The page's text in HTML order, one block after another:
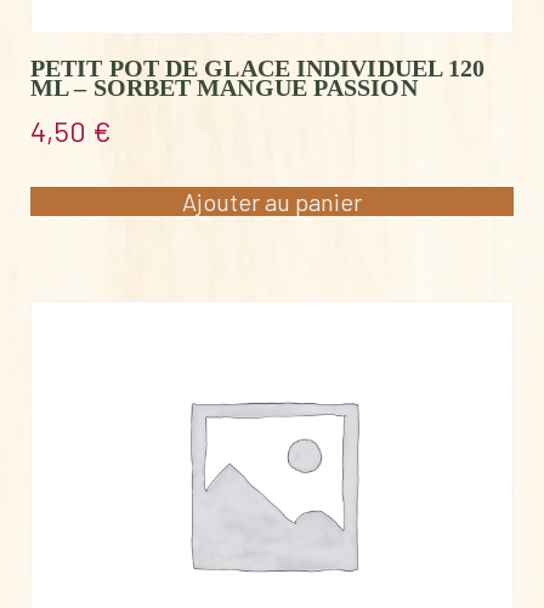
PETIT POT DE GLACE INDIVIDUEL 120
ML – SORBET MANGUE PASSION
4,50 €
Ajouter au panier